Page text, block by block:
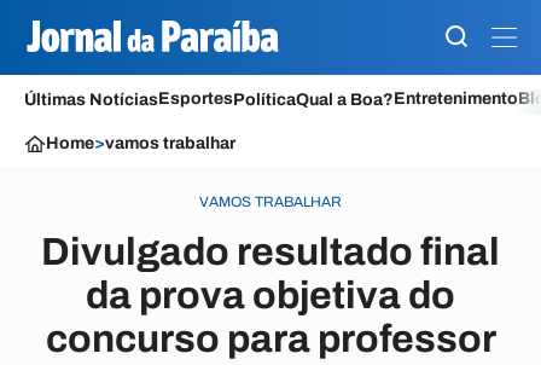
Últimas NotíciasEsportesPolíticaQual a Boa?Entretenimento
Home>vamos trabalhar
VAMOS TRABALHAR
Divulgado resultado final
da prova objetiva do
concurso para professor